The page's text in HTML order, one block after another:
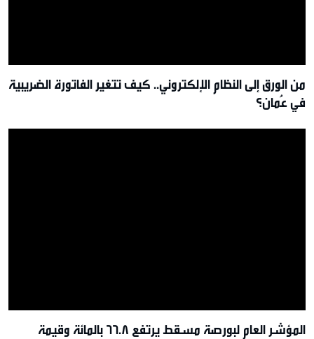
من الورق إلى النظام الإلكتروني.. كيف تتغير الفاتورة الضريبية
في عُمان؟
المؤشر العام لبورصة مسقط يرتفع 66.8 بالمائة وقيمة